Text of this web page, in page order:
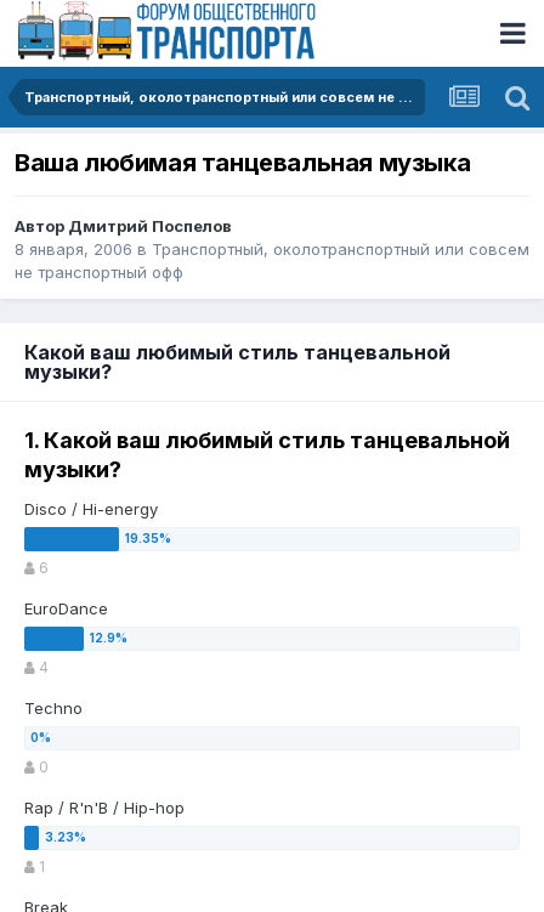
Транспортный, околотранспортный или совсем не транспортный офф
Ваша любимая танцевальная музыка
Автор Дмитрий Поспелов
8 января, 2006 в Транспортный, околотранспортный или совсем
не транспортный офф
Какой ваш любимый стиль танцевальной
музыки?
1. Какой ваш любимый стиль танцевальной
музыки?
Disco / Hi-energy
6
EuroDance
4
Techno
0
Rap / R'n'B / Hip-hop
1
Break